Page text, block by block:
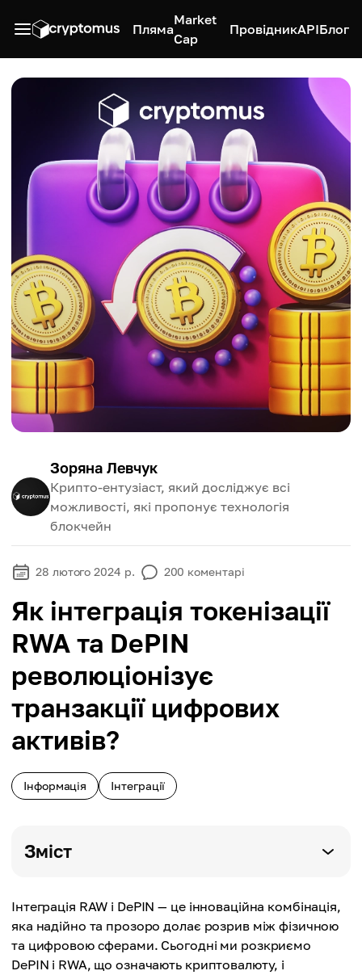
Пляма
Market
Cap
ПровідникAPIБлог
Зоряна Левчук
Крипто-ентузіаст, який досліджує всі
можливості, які пропонує технологія
блокчейн
28 лютого 2024 р. 200 коментарі
Як інтеграція токенізації
RWA та DePIN
революціонізує
транзакції цифрових
активів?
Інформація Інтеграції
Зміст
Інтеграція RAW і DePIN — це інноваційна комбінація,
яка надійно та прозоро долає розрив між фізичною
та цифровою сферами. Сьогодні ми розкриємо
DePIN і RWA, що означають криптовалюту, і